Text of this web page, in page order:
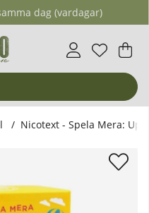
dag (vardagar)
Antal i
. .
Nicotext - Spela Mera:
Upptäck Världen